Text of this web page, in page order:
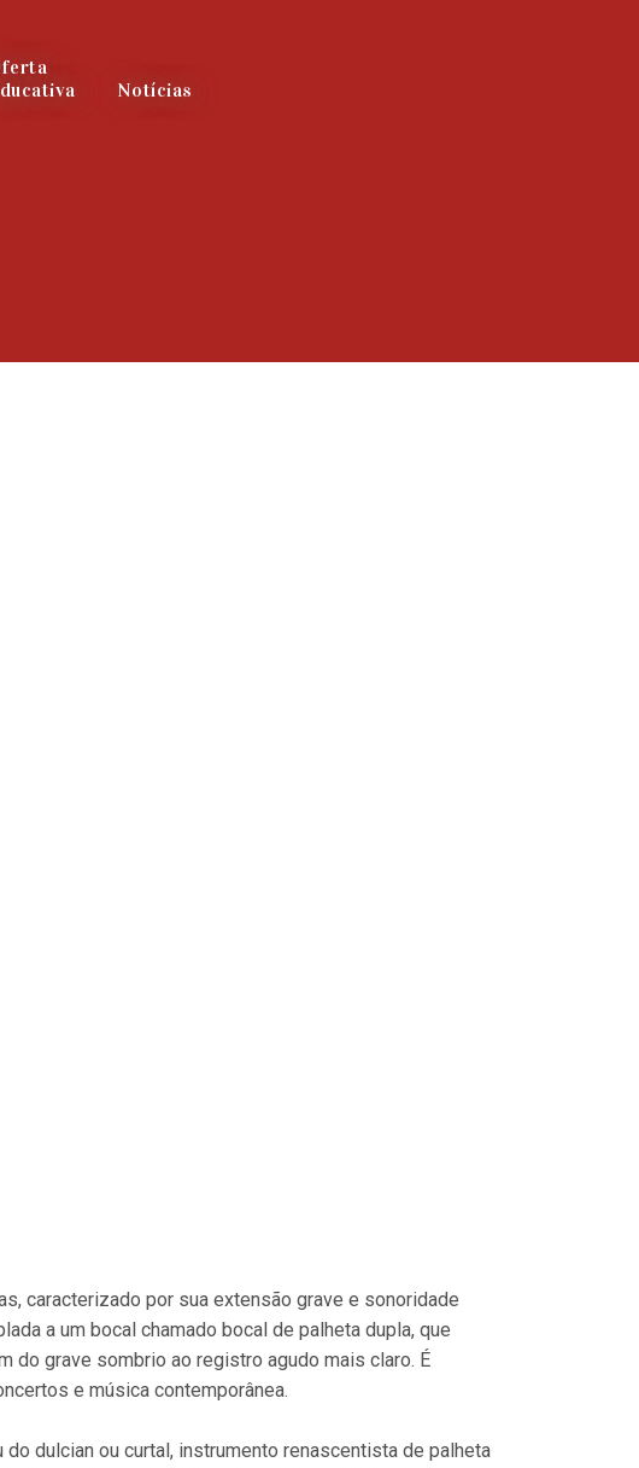
Notícias
caracterizado por sua extensão grave e sonoridade
a um bocal chamado bocal de palheta dupla, que
do grave sombrio ao registro agudo mais claro. É
e música contemporânea.
dulcian ou curtal, instrumento renascentista de palheta